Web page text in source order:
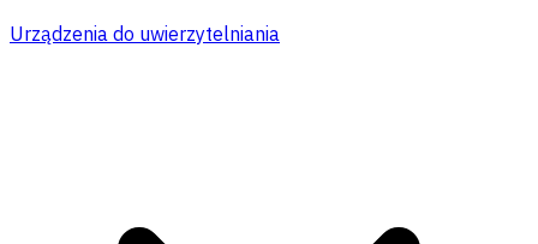
Urządzenia do uwierzytelniania